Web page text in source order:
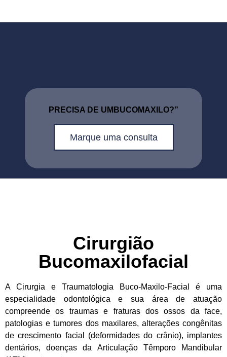
PRECISA DE UMBUCOMAXILO?”
Marque uma consulta
Cirurgião
Bucomaxilofacial
A Cirurgia e Traumatologia Buco-Maxilo-Facial é uma
especialidade odontológica e sua área de atuação
compreende os traumas e fraturas dos ossos da face,
patologias e tumores dos maxilares, alterações congênitas
de crescimento facial (deformidades do crânio), implantes
dentários, doenças da Articulação Têmporo Mandibular